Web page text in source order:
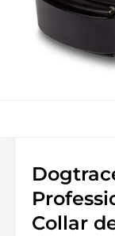
Collar